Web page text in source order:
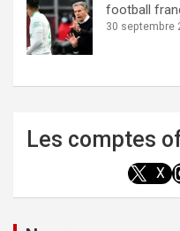
football
30 septembre
Les comptes
X